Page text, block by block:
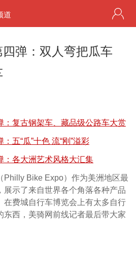
道
弹：双人弯把瓜车
：复古钢架车、藏品级公路车大赏
五“瓜”十色 流“刚”溢彩
：各大洲艺术风格大汇集
Philly Bike Expo）作为美洲地区最
展示了来自世界各个角落各种产品
在费城自行车博览会上有太多自行
东西，美骑网前线记者最后带大家